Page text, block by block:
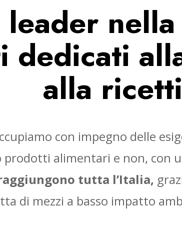
dedicati
alla
con impegno delle
prodotti alimentari e non, con
tutta l’Italia,
di mezzi a basso impatto